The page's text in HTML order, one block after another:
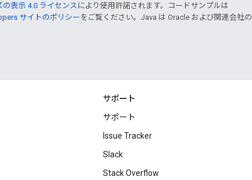
表示 4.0 ライセンスにより使用許諾されます。コードサンプルは
サイトのポリシー をご覧ください。Java は Oracle および関連会社の
サポート
サポート
Issue Tracker
Slack
Stack Overflow